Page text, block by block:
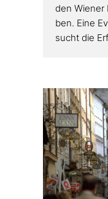
den
ben. Eine
sucht die